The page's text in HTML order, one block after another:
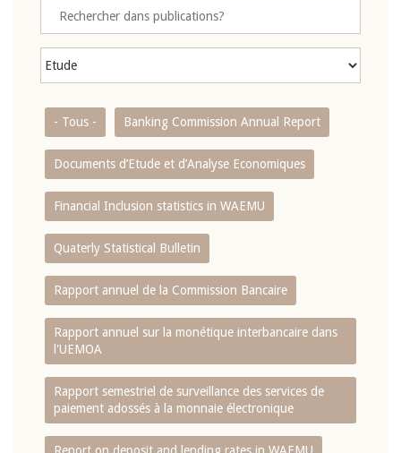
- Tous - Banking Commission Annual Report
Documents d’Etude et d’Analyse Economiques
Financial Inclusion statistics in WAEMU
Quaterly Statistical Bulletin
Rapport annuel de la Commission Bancaire
Rapport annuel sur la monétique interbancaire dans
l'UEMOA
Rapport semestriel de surveillance des services de
paiement adossés à la monnaie électronique